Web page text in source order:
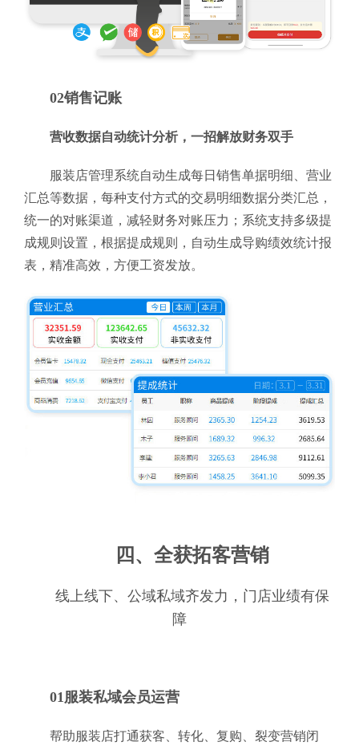
02销售记账
营收数据自动统计分析，一招解放财务双手
服装店管理系统自动生成每日销售单据明细、营业
汇总等数据，每种支付方式的交易明细数据分类汇总，
统一的对账渠道，减轻财务对账压力；系统支持多级提
成规则设置，根据提成规则，自动生成导购绩效统计报
表，精准高效，方便工资发放。
四、全获拓客营销
线上线下、公域私域齐发力，门店业绩有保
障
01服装私域会员运营
帮助服装店打通获客、转化、复购、裂变营销闭